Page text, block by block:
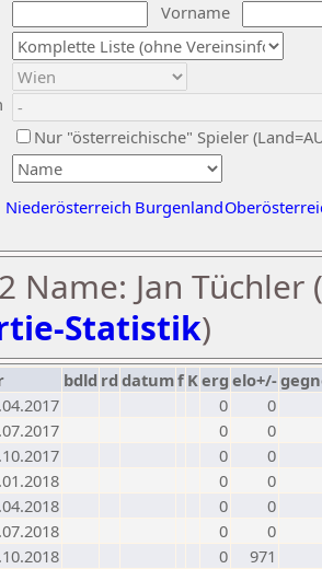
Vorname
Nur "österreichische" Spieler
Niederösterreich Burgenland
Name: Jan Tüchler (
Statistik)
bdld rd datumf Kerg elo+/-
0
0
0
0
0
0
0
0
0
0
0
0
0
971